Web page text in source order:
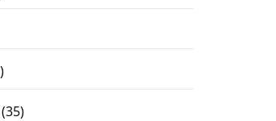
(35)